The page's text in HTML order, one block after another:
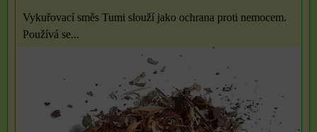
Vykuřovací směs Tumi slouží jako ochrana proti nemocem.
Používá se...